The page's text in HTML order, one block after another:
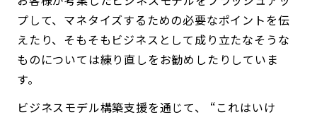
プして、マネタイズするための必要なポイントを伝
えたり、そもそもビジネスとして成り立たなそうな
ものについては練り直しをお勧めしたりしていま
す。
ビジネスモデル構築支援を通じて、 “これはいけ